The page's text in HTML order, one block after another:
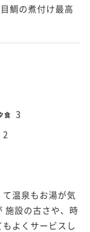
鯛の煮付け最高
食 3
2
温泉もお湯が気
施設の古さや、時
よくサービスし